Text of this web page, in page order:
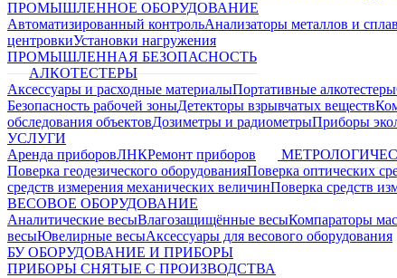
ПРОМЫШЛЕННОЕ ОБОРУДОВАНИЕ
Автоматизированный контрольАнализаторы металлов и
центровкиУстановки нагружения
ПРОМЫШЛЕННАЯ БЕЗОПАСНОСТЬ
АЛКОТЕСТЕРЫ
Аксессуары и расходные материалыПортативные алкотестеры
Безопасность рабочей зоныДетекторы взрывчатых веществ
обследования объектовДозиметры и радиометрыПриборы
УСЛУГИ
Аренда приборовЛНКРемонт приборов
Поверка геодезического оборудованияПоверка оптических
средств измерения механических величинПоверка средств
ВЕСОВОЕ ОБОРУДОВАНИЕ
Аналитические весыВлагозащищённые весыКомпараторы
весыЮвелирные весыАксессуары для весового оборудования
БУ ОБОРУДОВАНИЕ И ПРИБОРЫ
ПРИБОРЫ СНЯТЫЕ С ПРОИЗВОДСТВА